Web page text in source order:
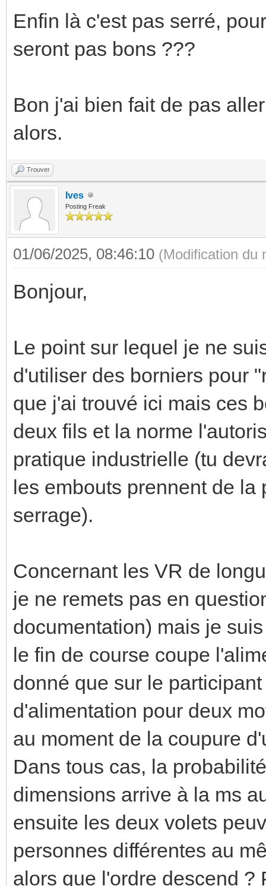
Enfin là c'est pas serré,
seront pas bons ???
Bon j'ai bien fait de pas
alors.
Trouver
Ives
Posting Freak
01/06/2025, 08:46:10 (Modification du
Bonjour,
Le point sur lequel je ne
d'utiliser des borniers pour
que j'ai trouvé ici mais ces
deux fils et la norme
pratique industrielle (tu
les embouts prennent de
serrage).
Concernant les VR de
je ne remets pas en
documentation) mais je
le fin de course coupe
donné que sur le
d'alimentation pour deux
au moment de la coupure
Dans tous cas, la
dimensions arrive à la ms
ensuite les deux volets
personnes différentes au
alors que l'ordre descend ?